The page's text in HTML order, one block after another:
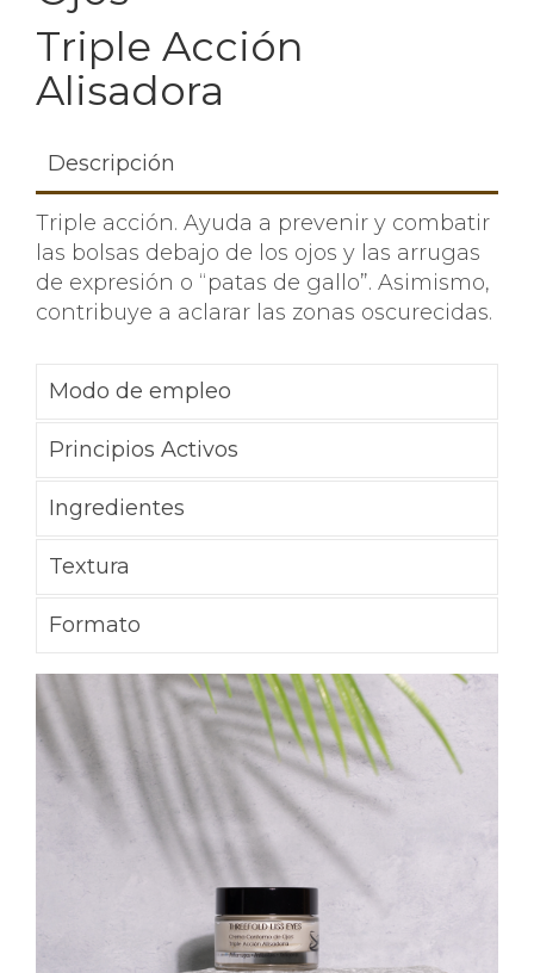
Triple Acción
Alisadora
Descripción
Triple acción. Ayuda a prevenir y combatir
las bolsas debajo de los ojos y las arrugas
de expresión o “patas de gallo”. Asimismo,
contribuye a aclarar las zonas oscurecidas.
Modo de empleo
Principios Activos
Ingredientes
Textura
Formato